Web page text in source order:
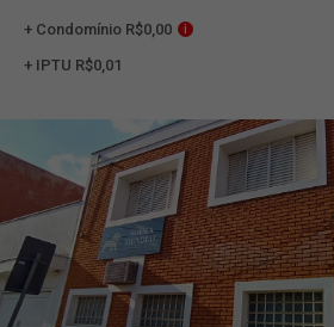
+ Condomínio R$0,00 i
+ IPTU R$0,01